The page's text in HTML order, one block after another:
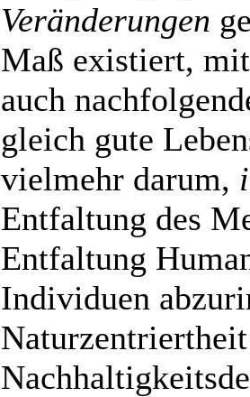
Veränderungen
Maß existiert,
auch
gleich gute
vielmehr darum,
Entfaltung des
Entfaltung
Individuen